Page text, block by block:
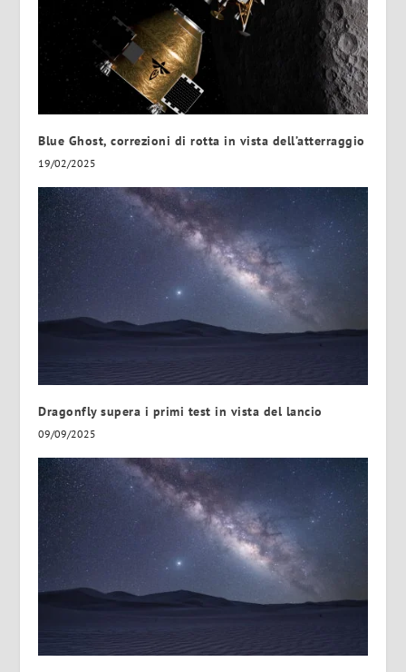
Blue Ghost, correzioni di rotta in vista dell’atterraggio
19/02/2025
Dragonfly supera i primi test in vista del lancio
09/09/2025